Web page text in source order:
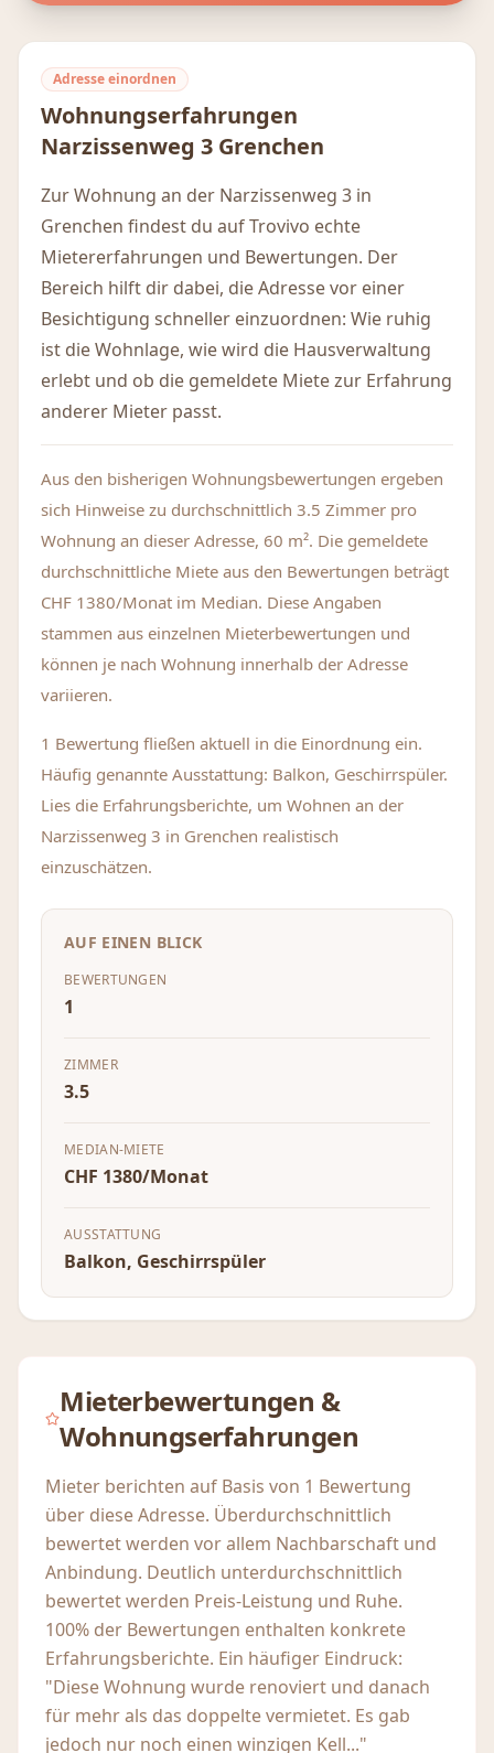
Adresse einordnen
Wohnungserfahrungen
Narzissenweg 3 Grenchen
Zur Wohnung an der Narzissenweg 3 in
Grenchen findest du auf Trovivo echte
Mietererfahrungen und Bewertungen. Der
Bereich hilft dir dabei, die Adresse vor einer
Besichtigung schneller einzuordnen: Wie ruhig
ist die Wohnlage, wie wird die Hausverwaltung
erlebt und ob die gemeldete Miete zur Erfahrung
anderer Mieter passt.
Aus den bisherigen Wohnungsbewertungen ergeben
sich Hinweise zu durchschnittlich 3.5 Zimmer pro
Wohnung an dieser Adresse, 60 m². Die gemeldete
durchschnittliche Miete aus den Bewertungen beträgt
CHF 1380/Monat im Median. Diese Angaben
stammen aus einzelnen Mieterbewertungen und
können je nach Wohnung innerhalb der Adresse
variieren.
1 Bewertung fließen aktuell in die Einordnung ein.
Häufig genannte Ausstattung: Balkon, Geschirrspüler.
Lies die Erfahrungsberichte, um Wohnen an der
Narzissenweg 3 in Grenchen realistisch
einzuschätzen.
AUF EINEN BLICK
BEWERTUNGEN
1
ZIMMER
3.5
MEDIAN-MIETE
CHF 1380/Monat
AUSSTATTUNG
Balkon, Geschirrspüler
Mieterbewertungen &
Wohnungserfahrungen
Mieter berichten auf Basis von 1 Bewertung
über diese Adresse. Überdurchschnittlich
bewertet werden vor allem Nachbarschaft und
Anbindung. Deutlich unterdurchschnittlich
bewertet werden Preis-Leistung und Ruhe.
100% der Bewertungen enthalten konkrete
Erfahrungsberichte. Ein häufiger Eindruck:
"Diese Wohnung wurde renoviert und danach
für mehr als das doppelte vermietet. Es gab
jedoch nur noch einen winzigen Kell..."